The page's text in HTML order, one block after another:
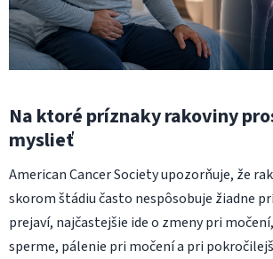
Na ktoré príznaky rakoviny
myslieť
American Cancer Society upozorňuje, že
skorom štádiu často nespôsobuje žiadne
prejaví, najčastejšie ide o zmeny pri
sperme, pálenie pri močení a pri